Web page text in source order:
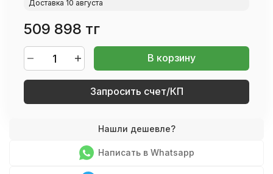
Доставка 10 августа
509 898 тг
В корзину
Запросить счет/КП
Написать в Whatsapp